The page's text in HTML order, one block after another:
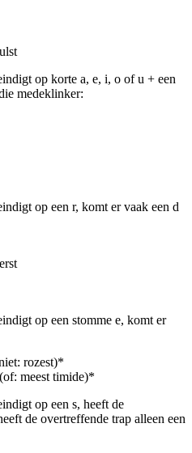
op korte a, e, i, o of u + een
medeklinker:
op een r, komt er vaak een d
op een stomme e, komt er
rozest)*
meest timide)*
op een s, heeft de
de overtreffende trap alleen een